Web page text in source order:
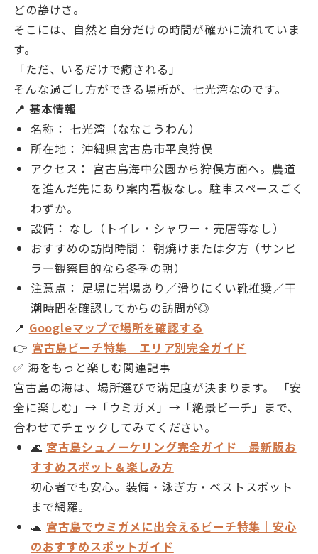
どの静けさ。
そこには、自然と自分だけの時間が確かに流れていま
す。
「ただ、いるだけで癒される」
そんな過ごし方ができる場所が、七光湾なのです。
📍 基本情報
名称： 七光湾（ななこうわん）
所在地： 沖縄県宮古島市平良狩俣
アクセス： 宮古島海中公園から狩俣方面へ。農道
を進んだ先にあり案内看板なし。駐車スペースごく
わずか。
設備： なし（トイレ・シャワー・売店等なし）
おすすめの訪問時間： 朝焼けまたは夕方（サンピ
ラー観察目的なら冬季の朝）
注意点： 足場に岩場あり／滑りにくい靴推奨／干
潮時間を確認してからの訪問が◎
📍 Googleマップで場所を確認する
👉 宮古島ビーチ特集｜エリア別完全ガイド
✅ 海をもっと楽しむ関連記事
宮古島の海は、場所選びで満足度が決まります。 「安
全に楽しむ」→「ウミガメ」→「絶景ビーチ」まで、
合わせてチェックしてみてください。
🌊 宮古島シュノーケリング完全ガイド｜最新版お
すすめスポット＆楽しみ方
初心者でも安心。装備・泳ぎ方・ベストスポット
まで網羅。
🐢 宮古島でウミガメに出会えるビーチ特集｜安心
のおすすめスポットガイド